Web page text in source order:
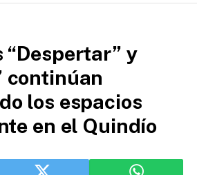
“Despertar” y
continúan
los espacios
en el Quindío